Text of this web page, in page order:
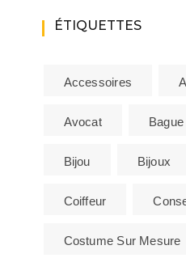
ÉTIQUETTES
Accessoires
Avocat Bague
Bijou Bijoux
Coiffeur
Costume Sur Mesure